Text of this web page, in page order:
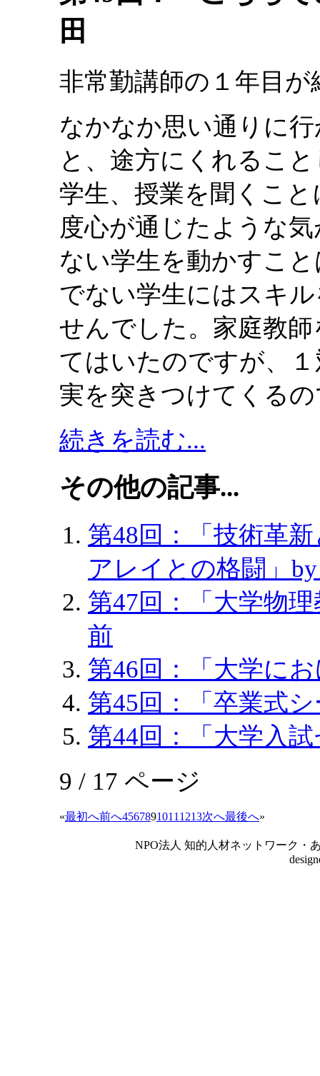
田
非常勤講師の１年目
なかなか思い通りに
と、途方にくれるこ
学生、授業を聞くこ
度心が通じたような
ない学生を動かすこ
でない学生にはスキ
せんでした。家庭教
てはいたのですが、
実を突きつけてくる
続きを読む...
その他の記事...
第48回：「技術革
アレイとの格闘」
第47回：「大学物
前
第46回：「大学に
第45回：「卒業式
第44回：「大学入
9 / 17 ページ
«最初へ前へ4567891011 1213次へ最後へ»
NPO法人 知的人材ネットワーク・